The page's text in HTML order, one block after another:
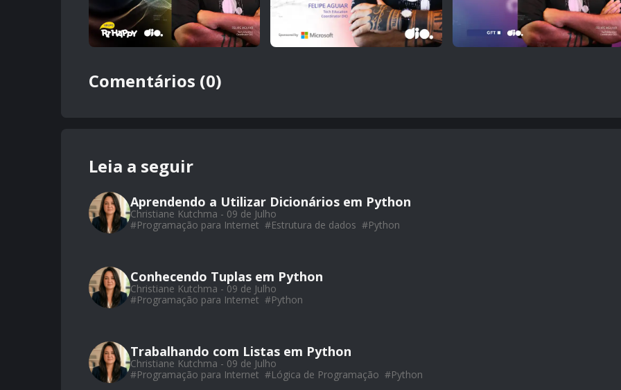
Comentários (0)
Leia a seguir
Aprendendo a Utilizar Dicionários em Python
Christiane Kutchma - 09 de Julho
#Programação para Internet #Estrutura de dados #Python
Conhecendo Tuplas em Python
Christiane Kutchma - 09 de Julho
#Programação para Internet #Python
Trabalhando com Listas em Python
Christiane Kutchma - 09 de Julho
#Programação para Internet #Lógica de Programação #Python